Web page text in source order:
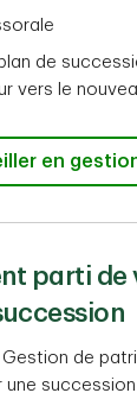
de
vers le
en
parti de
de
une